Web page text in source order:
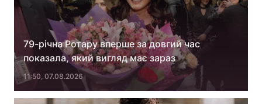
79-річна Ротару вперше за довгий час
показала, який вигляд має зараз
11:50, 07.08.2026